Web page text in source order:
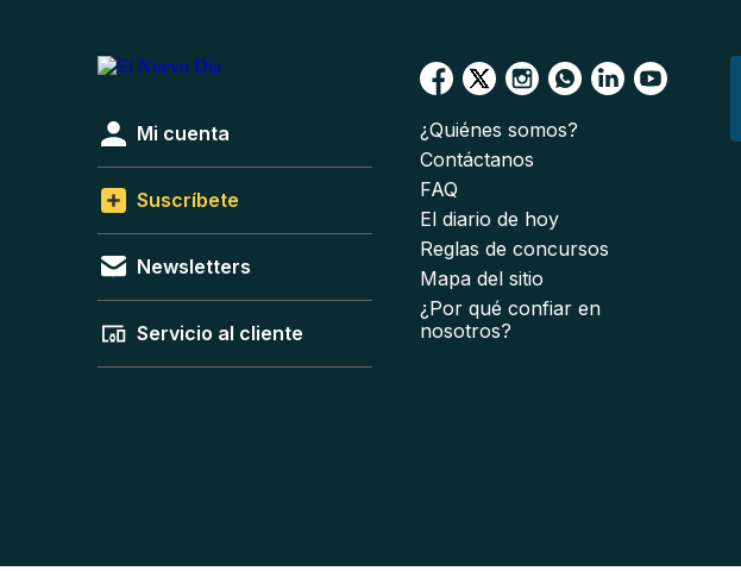
Mi cuenta
Suscríbete
Newsletters
Servicio al cliente
¿Quiénes somos?
Contáctanos
FAQ
El diario de hoy
Reglas de concursos
Mapa del sitio
¿Por qué confiar en
nosotros?